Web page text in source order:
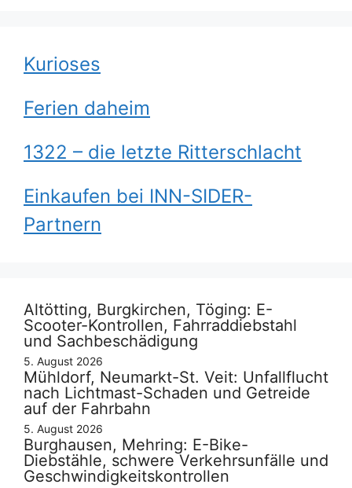
Kurioses
Ferien daheim
1322 – die letzte Ritterschlacht
Einkaufen bei INN-SIDER-
Partnern
Altötting, Burgkirchen, Töging: E-
Scooter-Kontrollen, Fahrraddiebstahl
und Sachbeschädigung
5. August 2026
Mühldorf, Neumarkt-St. Veit: Unfallflucht
nach Lichtmast-Schaden und Getreide
auf der Fahrbahn
5. August 2026
Burghausen, Mehring: E-Bike-
Diebstähle, schwere Verkehrsunfälle und
Geschwindigkeitskontrollen